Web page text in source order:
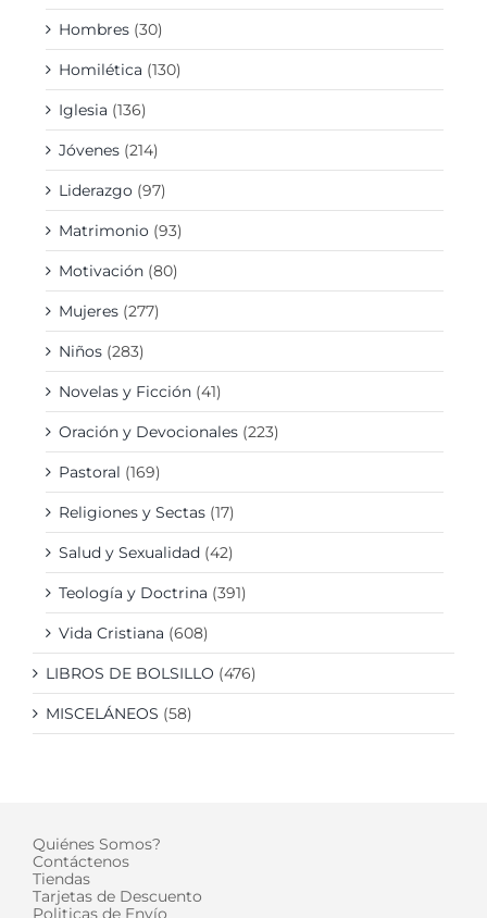
Hombres (30)
Homilética (130)
Iglesia (136)
Jóvenes (214)
Liderazgo (97)
Matrimonio (93)
Motivación (80)
Mujeres (277)
Niños (283)
Novelas y Ficción (41)
Oración y Devocionales (223)
Pastoral (169)
Religiones y Sectas (17)
Salud y Sexualidad (42)
Teología y Doctrina (391)
Vida Cristiana (608)
LIBROS DE BOLSILLO (476)
MISCELÁNEOS (58)
Quiénes Somos?
Contáctenos
Tiendas
Tarjetas de Descuento
Politicas de Envío